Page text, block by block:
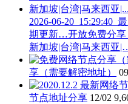
2026-06-
期更新…开放免费分享
新加坡|台湾|马来西亚
享（需要解密地址）
节点地址分享 12/02